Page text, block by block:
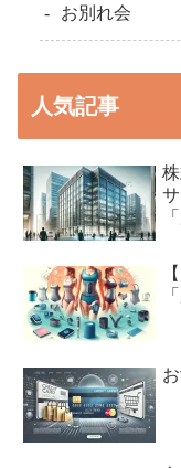
お別れ会
人気記事